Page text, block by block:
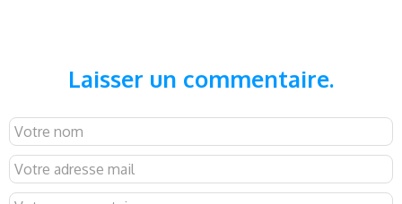
Laisser un commentaire.